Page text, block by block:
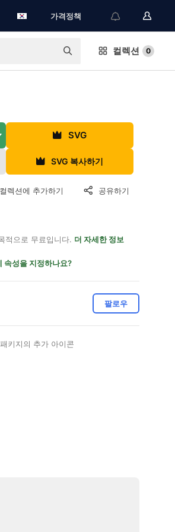
가격정책
컬렉션 0
SVG
SVG 복사하기
컬렉션에 추가하기 공유하기
적으로 무료입니다. 더 자세한 정보
속성을 지정하나요?
팔로우
패키지의 추가 아이콘